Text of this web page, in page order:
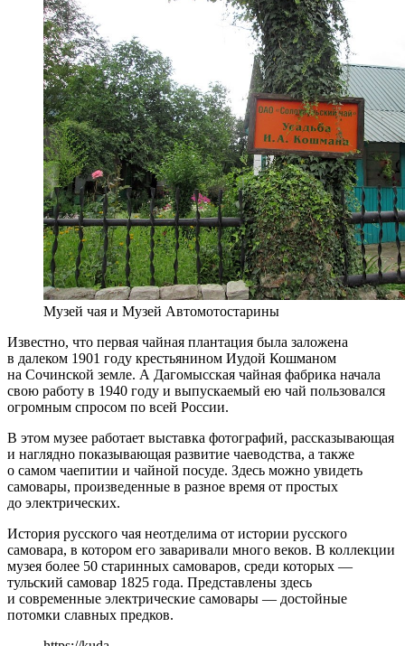
Музей чая и Музей Автомотостарины
Известно, что первая чайная плантация была заложена
в далеком 1901 году крестьянином Иудой Кошманом
на Сочинской земле. А Дагомысская чайная фабрика начала
свою работу в 1940 году и выпускаемый ею чай пользовался
огромным спросом по всей России.
В этом музее работает выставка фотографий, рассказывающая
и наглядно показывающая развитие чаеводства, а также
о самом чаепитии и чайной посуде. Здесь можно увидеть
самовары, произведенные в разное время от простых
до электрических.
История русского чая неотделима от истории русского
самовара, в котором его заваривали много веков. В коллекции
музея более 50 старинных самоваров, среди которых —
тульский самовар 1825 года. Представлены здесь
и современные электрические самовары — достойные
потомки славных предков.